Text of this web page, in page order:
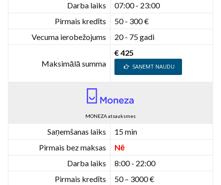
Darba laiks
07:00 - 23:00
Pirmais kredīts
50 - 300 €
Vecuma ierobežojums
20 - 75 gadi
Maksimālā summa
€ 425
SAŅEMT NAUDU
MONEZA atsauksmes
Saņemšanas laiks
15 min
Pirmais bez maksas
Nē
Darba laiks
8:00 - 22:00
Pirmais kredīts
50 – 3000 €